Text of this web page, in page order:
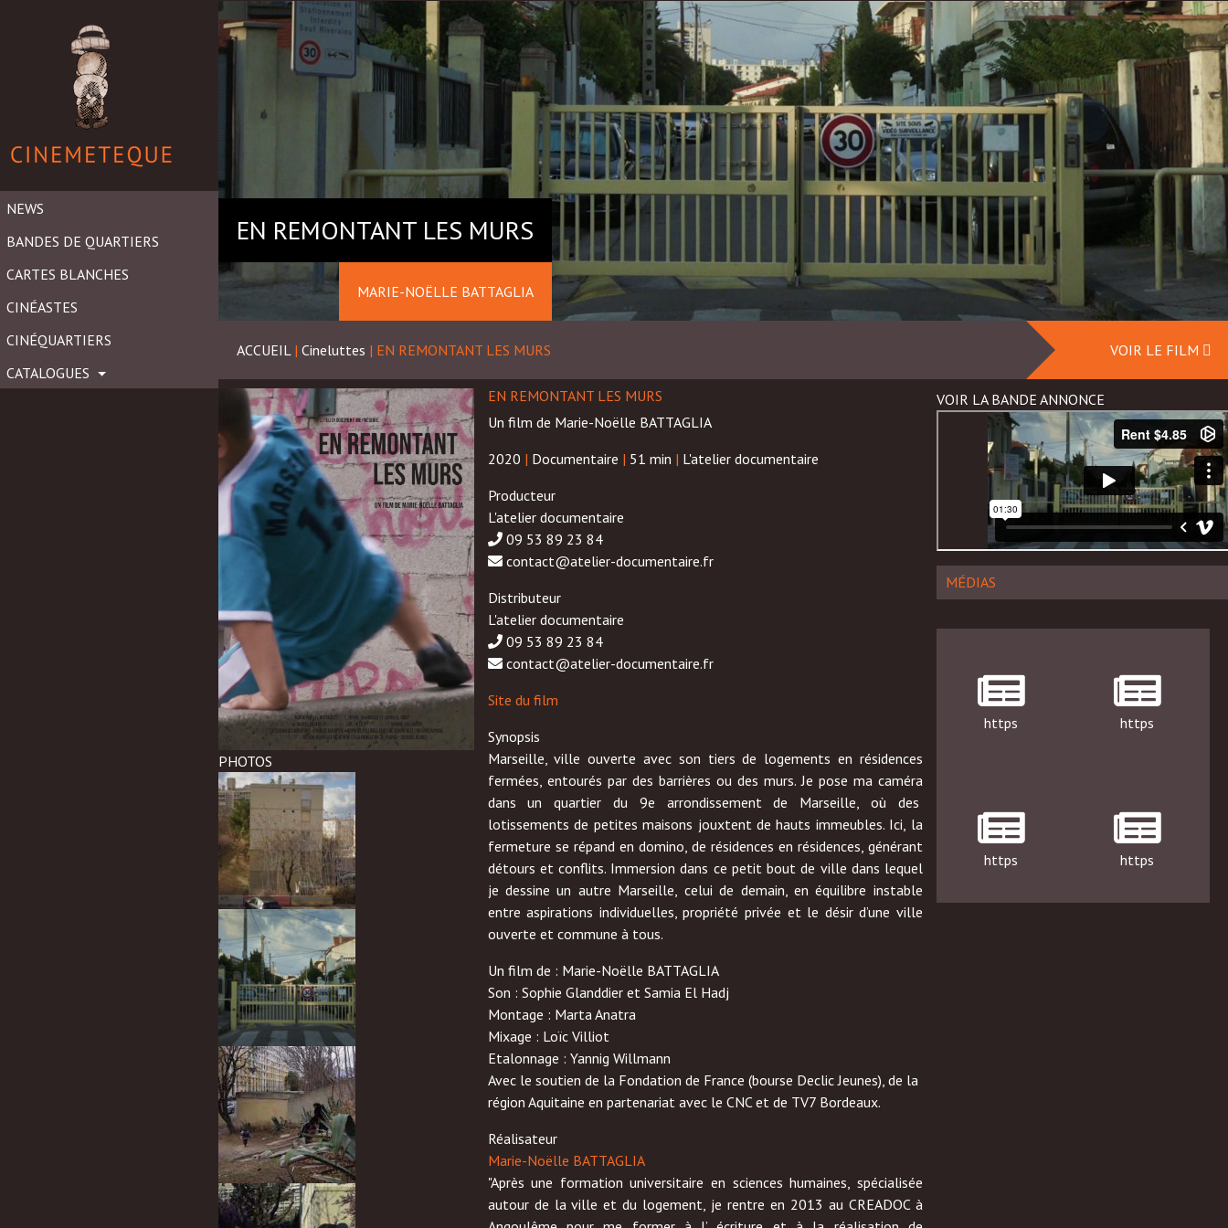
NEWS
BANDES DE QUARTIERS
CARTES BLANCHES
CINÉASTES
CINÉQUARTIERS
CATALOGUES
EN REMONTANT LES MURS
MARIE-NOËLLE BATTAGLIA
ACCUEIL | Cineluttes | EN REMONTANT LES MURS VOIR LE FILM
PHOTOS
EN REMONTANT LES MURS
Un film de Marie-Noëlle BATTAGLIA
2020 | Documentaire | 51 min | L'atelier documentaire
Producteur
L'atelier documentaire
09 53 89 23 84
contact@atelier-documentaire.fr
Distributeur
L'atelier documentaire
09 53 89 23 84
contact@atelier-documentaire.fr
Site du film
Synopsis
Marseille, ville ouverte avec son tiers de logements en résidences
fermées, entourés par des barrières ou des murs. Je pose ma caméra
dans un quartier du 9e arrondissement de Marseille, où des
lotissements de petites maisons jouxtent de hauts immeubles. Ici, la
fermeture se répand en domino, de résidences en résidences, générant
détours et conflits. Immersion dans ce petit bout de ville dans lequel
je dessine un autre Marseille, celui de demain, en équilibre instable
entre aspirations individuelles, propriété privée et le désir d’une ville
ouverte et commune à tous.
Un film de : Marie-Noëlle BATTAGLIA
Son : Sophie Glanddier et Samia El Hadj
Montage : Marta Anatra
Mixage : Loïc Villiot
Etalonnage : Yannig Willmann
Avec le soutien de la Fondation de France (bourse Declic Jeunes), de la
région Aquitaine en partenariat avec le CNC et de TV7 Bordeaux.
Réalisateur
Marie-Noëlle BATTAGLIA
"Après une formation universitaire en sciences humaines, spécialisée
autour de la ville et du logement, je rentre en 2013 au CREADOC à
VOIR LA BANDE ANNONCE
MÉDIAS
https https
https https